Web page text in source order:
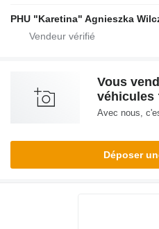
PHU "Karetina" Agnieszka
Vous
véhicules
Avec nous,
Déposer